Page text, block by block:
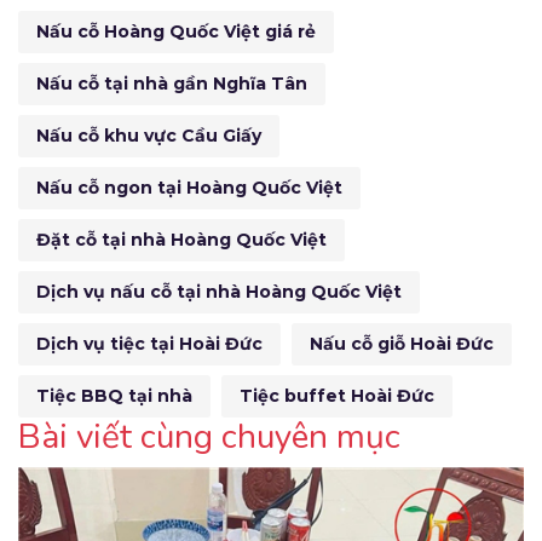
Nấu cỗ Hoàng Quốc Việt giá rẻ
Nấu cỗ tại nhà gần Nghĩa Tân
Nấu cỗ khu vực Cầu Giấy
Nấu cỗ ngon tại Hoàng Quốc Việt
Đặt cỗ tại nhà Hoàng Quốc Việt
Dịch vụ nấu cỗ tại nhà Hoàng Quốc Việt
Dịch vụ tiệc tại Hoài Đức Nấu cỗ giỗ Hoài Đức
Tiệc BBQ tại nhà Tiệc buffet Hoài Đức
Bài viết cùng chuyên mục